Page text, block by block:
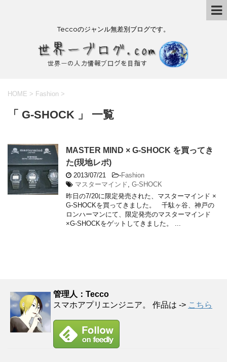
Teccoのジャンル無差別ブログです。
HOME > Fashion >
「 G-SHOCK 」 一覧
MASTER MIND × G-SHOCK を買ってき
た(現地レポ)
2013/07/21 -Fashion
マスターマインド G-SHOCK
昨日の7/20に限定発売された、マスターマインド ×
G-SHOCKを買ってきました。 千駄ヶ谷、神戸の
ロンハーマンにて、限定発売のマスターマインド
×G-SHOCKをゲットしてきました。 ...
管理人：Tecco
スマホアプリエンジニア。 作品は -> こちら